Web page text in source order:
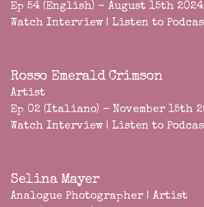
Ep 54 (English) - August 15th 2024
Watch Interview | Listen to
Rosso Emerald Crimson
Artist
Ep 02 (Italiano) - November 15th
Watch Interview | Listen to
Selina Mayer
Analogue Photographer | Artist